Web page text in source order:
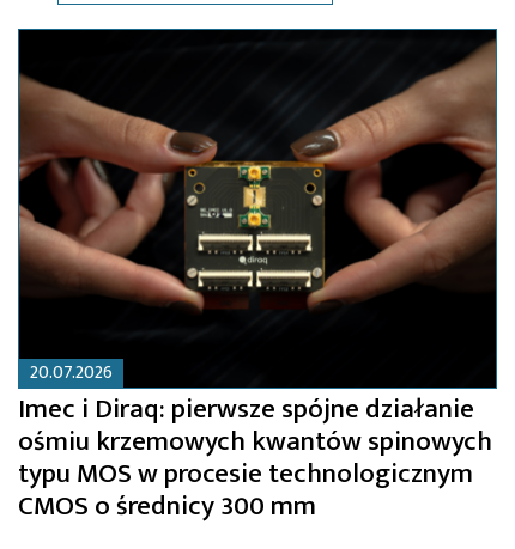
20.07.2026
Imec i Diraq: pierwsze spójne działanie
ośmiu krzemowych kwantów spinowych
typu MOS w procesie technologicznym
CMOS o średnicy 300 mm